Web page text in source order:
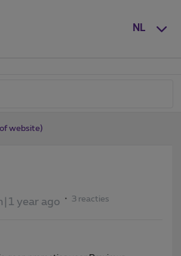
NL
website)
year ago 3 reacties